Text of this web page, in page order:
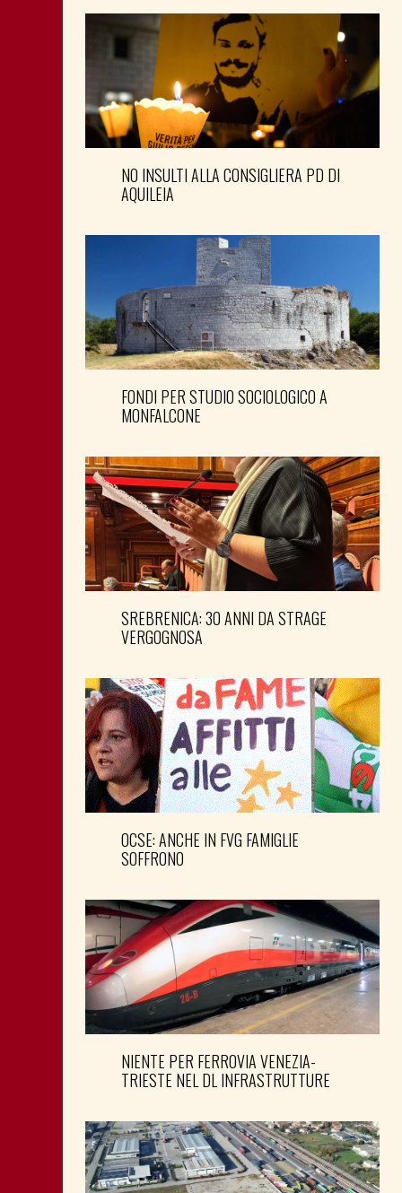
NO INSULTI ALLA CONSIGLIERA PD DI
AQUILEIA
FONDI PER STUDIO SOCIOLOGICO A
MONFALCONE
SREBRENICA: 30 ANNI DA STRAGE
VERGOGNOSA
OCSE: ANCHE IN FVG FAMIGLIE
SOFFRONO
NIENTE PER FERROVIA VENEZIA-
TRIESTE NEL DL INFRASTRUTTURE